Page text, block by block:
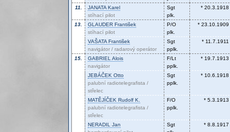
11. JANATAKarel
stíhací pilot
Sgt
plk.
* 20.3.1918
13. GLAUDER František
stíhací pilot
P/O
plk.
* 23.10.1909
VAŠATAFrantišek
navigátor / radarový operátor
Sgt
pplk.
* 11.7.1911
15. GABRIELAlois
navigátor
F/Lt
pplk.
* 19.7.1913
JEBÁČEK Otto
palubní radiotelegrafista /
střelec
Sgt
pplk.
* 10.6.1918
MATĚJÍČEK Rudolf K.
palubní radiotelegrafista /
střelec
F/O
pplk.
* 5.3.1913
NERADIL Jan
Sgt
* 8.8.1917